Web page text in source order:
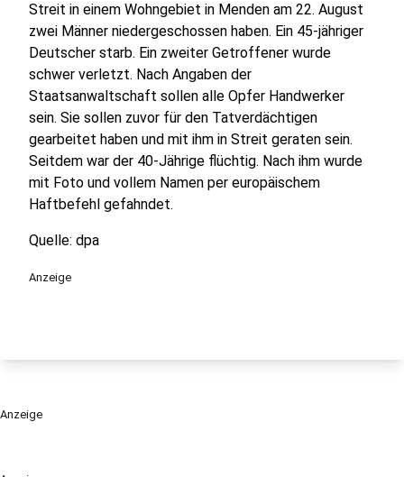
Streit in einem Wohngebiet in Menden am 22. August
zwei Männer niedergeschossen haben. Ein 45-jähriger
Deutscher starb. Ein zweiter Getroffener wurde
schwer verletzt. Nach Angaben der
Staatsanwaltschaft sollen alle Opfer Handwerker
sein. Sie sollen zuvor für den Tatverdächtigen
gearbeitet haben und mit ihm in Streit geraten sein.
Seitdem war der 40-Jährige flüchtig. Nach ihm wurde
mit Foto und vollem Namen per europäischem
Haftbefehl gefahndet.
Quelle: dpa
Anzeige
Anzeige